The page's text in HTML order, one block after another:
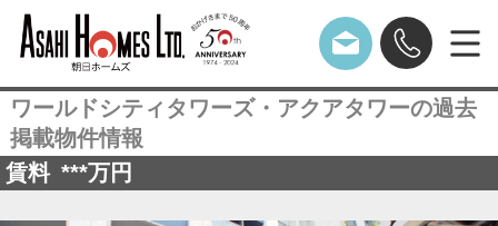
ワールドシティタワーズ・アクアタワーの過去
掲載物件情報
賃料 ***万円